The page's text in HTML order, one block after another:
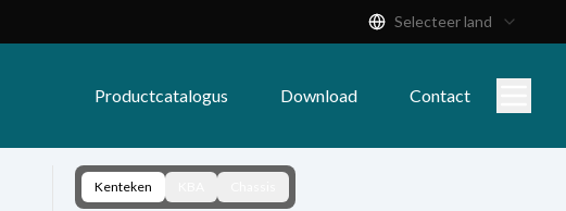
Selecteer land
Productcatalogus Download Contact
Kenteken